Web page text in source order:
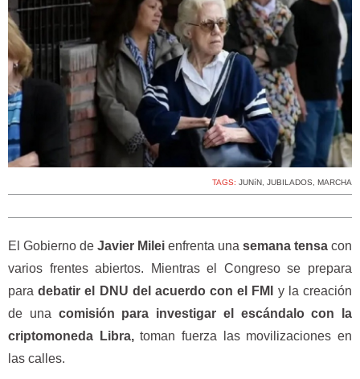
TAGS: JUNíN, JUBILADOS, MARCHA
El Gobierno de Javier Milei enfrenta una semana tensa con
varios frentes abiertos. Mientras el Congreso se prepara
paradebatir el DNU del acuerdo con el FMI y la creación
de una comisión para investigar el escándalo con la
criptomoneda Libra,toman fuerza las movilizaciones en
las calles.